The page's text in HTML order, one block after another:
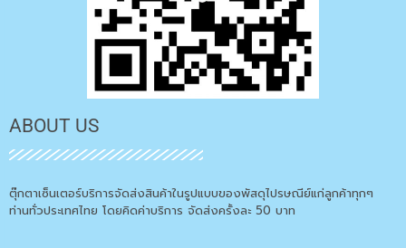
ABOUT US
ตุ๊กตาเซ็นเตอร์บริการจัดส่งสินค้าในรูปแบบของพัสดุไปรษณีย์แก่ลูกค้าทุกๆ
ท่านทั่วประเทศไทย โดยคิดค่าบริการ จัดส่งครั้งละ 50 บาท